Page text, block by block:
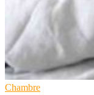
Chambre